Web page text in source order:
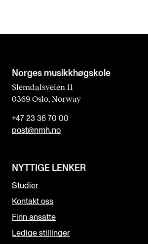
Norges musikk­høgskole
Slemdalsveien 11
0369 Oslo, Norway
+47 23 36 70 00
post@nmh.no
NYTTIGE LENKER
Studier
Kontakt oss
Finn ansatte
Ledige stillinger